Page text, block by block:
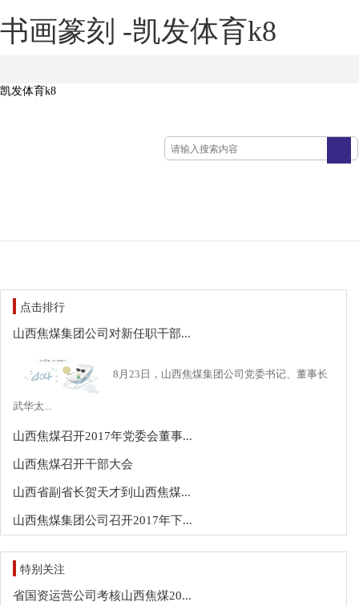
书画篆刻 -凯发体育k8
凯发体育k8
点击排行
山西焦煤集团公司对新任职干部...
8月23日，山西焦煤集团公司党委书记、董事长
武华太...
山西焦煤召开2017年党委会董事...
山西焦煤召开干部大会
山西省副省长贺天才到山西焦煤...
山西焦煤集团公司召开2017年下...
特别关注
省国资运营公司考核山西焦煤20...